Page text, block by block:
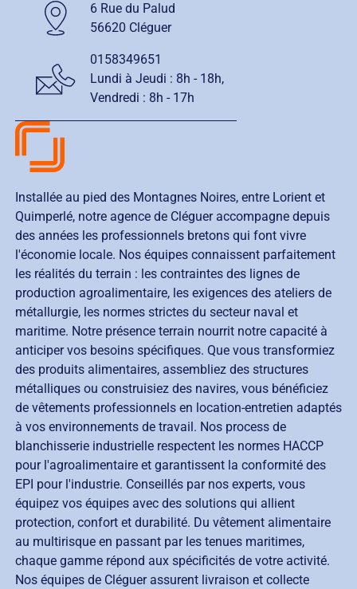
6 Rue du Palud
56620 Cléguer
0158349651
Lundi à Jeudi : 8h - 18h,
Vendredi : 8h - 17h
Installée au pied des Montagnes Noires, entre Lorient et
Quimperlé, notre agence de Cléguer accompagne depuis
des années les professionnels bretons qui font vivre
l'économie locale. Nos équipes connaissent parfaitement
les réalités du terrain : les contraintes des lignes de
production agroalimentaire, les exigences des ateliers de
métallurgie, les normes strictes du secteur naval et
maritime. Notre présence terrain nourrit notre capacité à
anticiper vos besoins spécifiques. Que vous transformiez
des produits alimentaires, assembliez des structures
métalliques ou construisiez des navires, vous bénéficiez
de vêtements professionnels en location-entretien adaptés
à vos environnements de travail. Nos process de
blanchisserie industrielle respectent les normes HACCP
pour l'agroalimentaire et garantissent la conformité des
EPI pour l'industrie. Conseillés par nos experts, vous
équipez vos équipes avec des solutions qui allient
protection, confort et durabilité. Du vêtement alimentaire
au multirisque en passant par les tenues maritimes,
chaque gamme répond aux spécificités de votre activité.
Nos équipes de Cléguer assurent livraison et collecte